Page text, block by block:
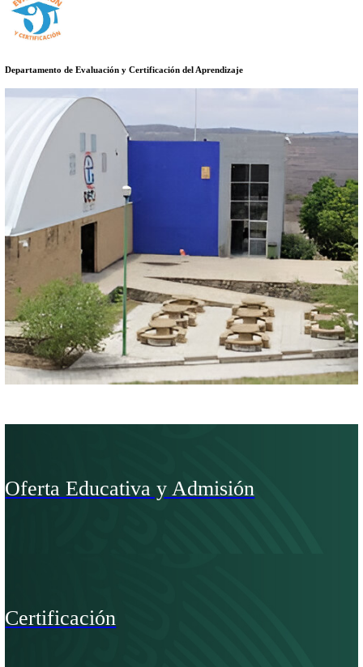
Anterior
SUBDIRECCIÓN DE DOCENCIA
La Subdirección de docencia se encarga de conformar las rutas
acciones que dan seguimiento a los planes y programas de
en la institución, acercamiento a la práctica escolar, academias,
académica y proyectos complementarios que se requieran.
Así como generar orientaciones académicas para las actividades
práctica escolar, trabajo colegiado, proceso de titulación y
promoviendo programas y proyectos académicos y actividades
Además de generar todas aquellas sinergias, acciones y
fortalecer la formación profesional del personal docente de la
Departamento de Normalización y Desarrollo curricular